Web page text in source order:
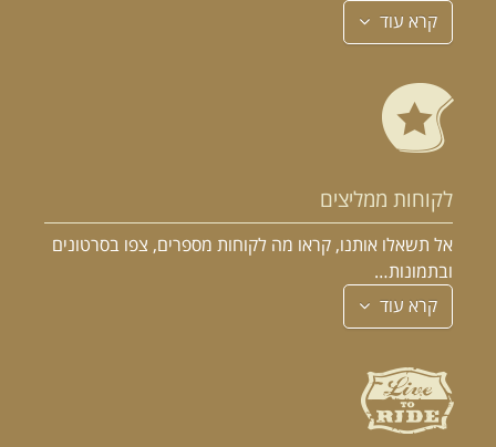
קרא עוד
לקוחות ממליצים
אל תשאלו אותנו, קראו מה לקוחות מספרים, צפו בסרטונים
ובתמונות…
קרא עוד